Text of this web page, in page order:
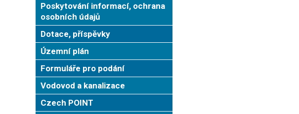
Poskytování informací, ochrana
osobních údajů
Dotace, příspěvky
Územní plán
Formuláře pro podání
Vodovod a kanalizace
Czech POINT